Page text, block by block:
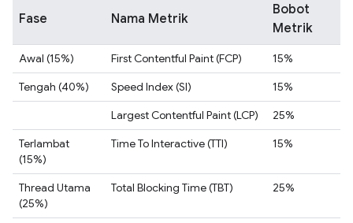
Fase Nama Metrik
Bobot
Metrik
Awal (15%) First Contentful Paint (FCP)
15%
Tengah (40%)
Speed Index (SI)
15%
Largest Contentful Paint (LCP)
25%
Terlambat
(15%)
Time To Interactive (TTI) 15%
Thread Utama
(25%)
Total Blocking Time (TBT) 25%